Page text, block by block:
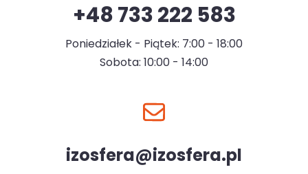
+48 733 222 583
Poniedziałek - Piątek: 7:00 - 18:00
Sobota: 10:00 - 14:00
izosfera@izosfera.pl